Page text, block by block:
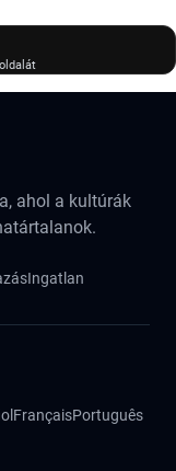
ahol a kultúrák
Ingatlan
FrançaisPortuguês